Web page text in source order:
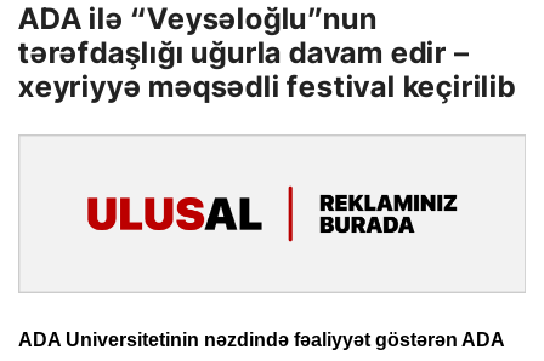
ADA ilə “Veysəloğlu”nun
tərəfdaşlığı uğurla davam edir –
xeyriyyə məqsədli festival keçirilib
ADA Universitetinin nəzdində fəaliyyət göstərən ADA